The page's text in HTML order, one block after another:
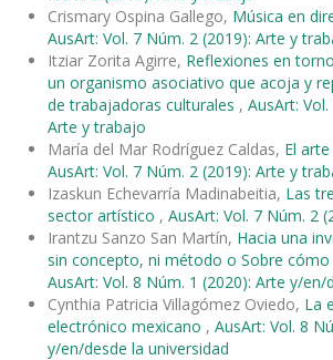
Crismary Ospina Gallego, Música en
AusArt: Vol. 7 Núm. 2 (2019): Arte y
Itziar Zorita Agirre, Reflexiones en
un organismo asociativo que acoja y
de trabajadoras culturales , AusArt:
Arte y trabajo
María del Mar Rodríguez Caldas, El
AusArt: Vol. 7 Núm. 2 (2019): Arte y
Izaskun Echevarría Madinabeitia, Las
sector artístico , AusArt: Vol. 7 Núm. 2
Irantzu Sanzo San Martín, Hacia una
sin concepto, ni método o Sobre cómo
AusArt: Vol. 8 Núm. 1 (2020): Arte y/en/
Cynthia Patricia Villagómez Oviedo, La
electrónico mexicano , AusArt: Vol. 8
y/en/desde la universidad